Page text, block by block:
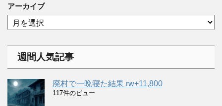
ゴ
リ
ー
アーカイブ
ア
ー
週間人気記事
廃村で一晩寝た結果 rw+11,800
117件のビュー